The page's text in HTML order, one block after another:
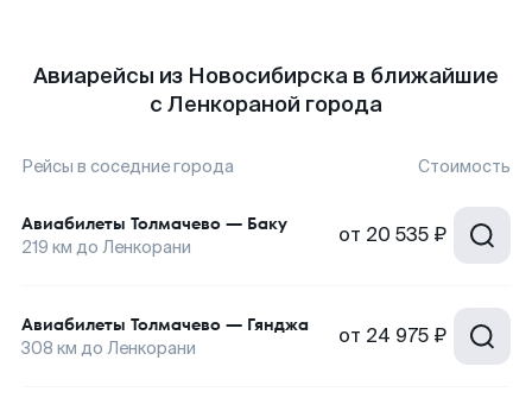
Авиарейсы из Новосибирска в ближайшие
с Ленкораной города
Рейсы в соседние города Стоимость
Авиабилеты Толмачево — Баку
219 км до Ленкорани от 20 535 ₽
Авиабилеты Толмачево — Гянджа
308 км до Ленкорани от 24 975 ₽